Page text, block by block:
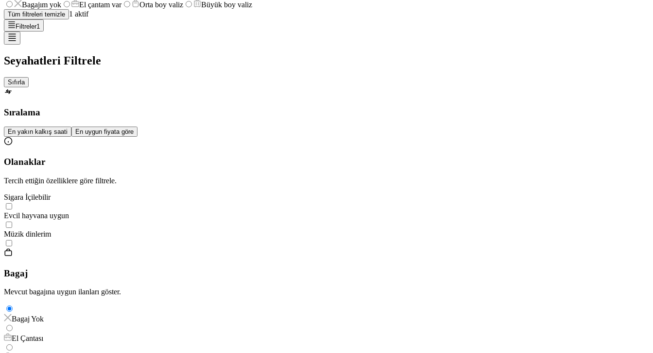
Bagajım yok El çantam var Orta boy valiz Büyük boy valiz
Tüm filtreleri temizle 1 aktif
Filtreler1
Seyahatleri Filtrele
Sıfırla
Sıralama
En yakın kalkış saati En uygun fiyata göre
Olanaklar
Tercih ettiğin özelliklere göre filtrele.
Sigara İçilebilir
Evcil hayvana uygun
Müzik dinlerim
Bagaj
Mevcut bagajına uygun ilanları göster.
Bagaj Yok
El Çantası